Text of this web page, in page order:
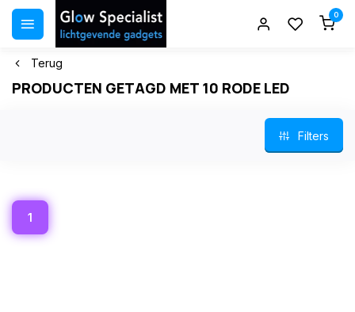
0
Terug
PRODUCTEN GETAGD MET 10 RODE LED
Filters
1